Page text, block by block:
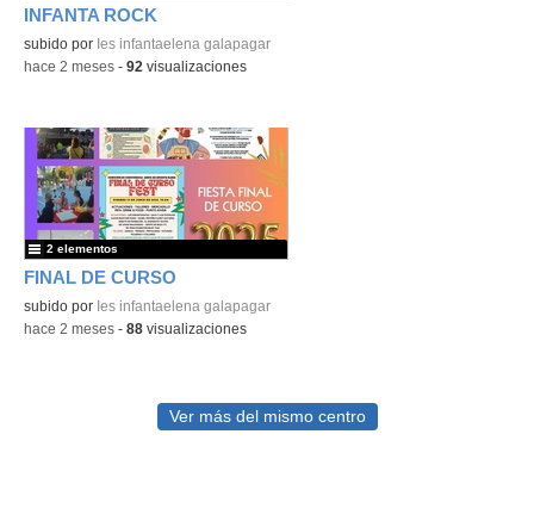
INFANTA ROCK
subido por Ies infantaelena galapagar
-hace 2 meses - 92 visualizaciones
FINAL DE CURSO
subido por Ies infantaelena galapagar
2 elementos
-hace 2 meses - 88 visualizaciones
Ver más del mismo centro